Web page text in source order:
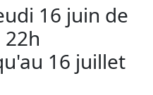
16 juin de
22h
16 juillet